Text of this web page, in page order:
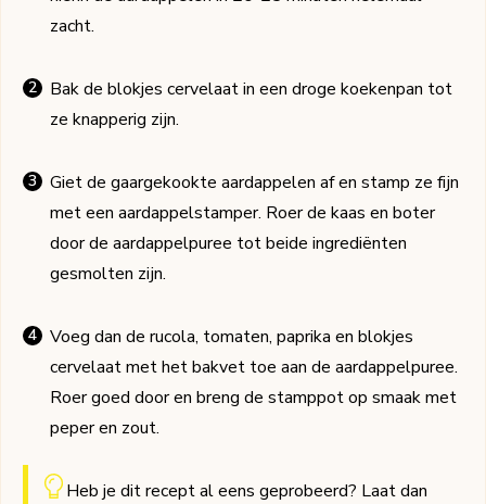
zacht.
Bak de blokjes cervelaat in een droge koekenpan tot
ze knapperig zijn.
Giet de gaargekookte aardappelen af en stamp ze fijn
met een aardappelstamper. Roer de kaas en boter
door de aardappelpuree tot beide ingrediënten
gesmolten zijn.
Voeg dan de rucola, tomaten, paprika en blokjes
cervelaat met het bakvet toe aan de aardappelpuree.
Roer goed door en breng de stamppot op smaak met
peper en zout.
Heb je dit recept al eens geprobeerd? Laat dan